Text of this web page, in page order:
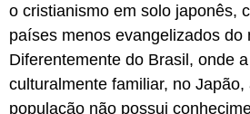
o cristianismo em solo japonês,
países menos evangelizados do
Diferentemente do Brasil, onde
culturalmente familiar, no Japão,
população não possui